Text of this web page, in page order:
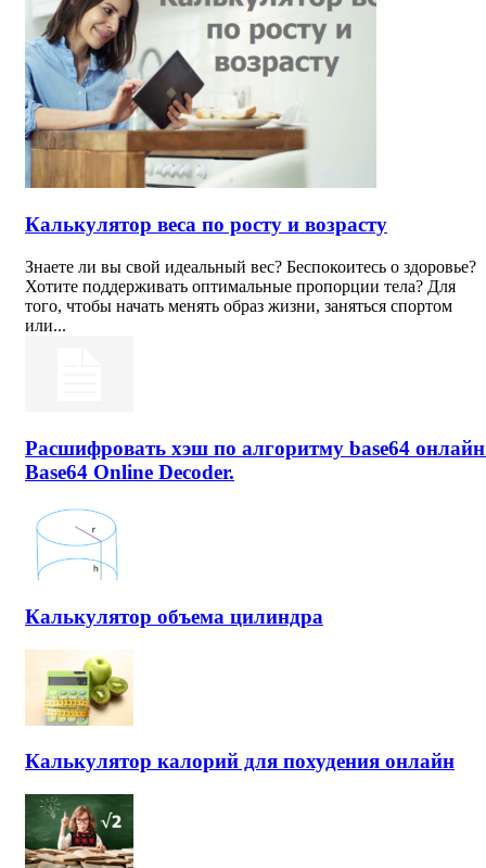
Калькулятор веса по росту и возрасту
Знаете ли вы свой идеальный вес? Беспокоитесь о здоровье?
Хотите поддерживать оптимальные пропорции тела? Для
того, чтобы начать менять образ жизни, заняться спортом
или...
Расшифровать хэш по алгоритму base64
Base64 Online Decoder.
Калькулятор объема цилиндра
Калькулятор калорий для похудения онлайн